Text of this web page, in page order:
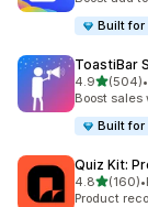
Built for
ToastiBar
4.9เต็ม 5 ดาว
(504)
ทั้งหมด 504 •
Boost sales
Built for
Quiz Kit:
4.8เต็ม 5 ดาว
(160)
ทั้งหมด 160 รี•
Product